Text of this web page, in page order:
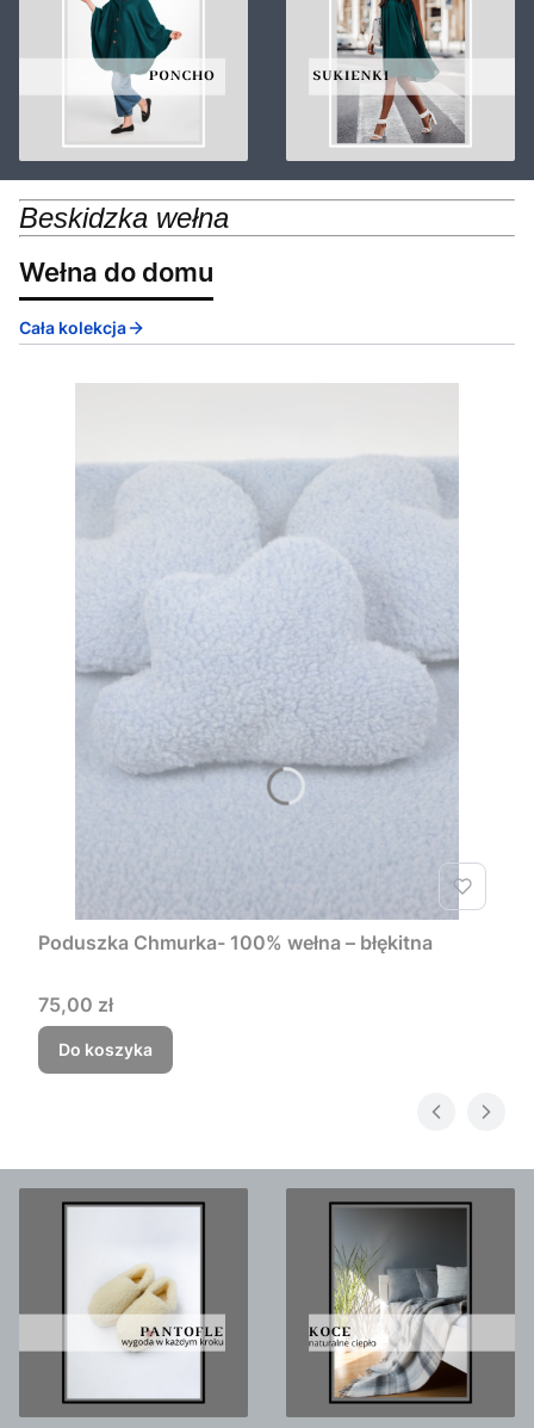
Beskidzka wełna
Wełna do domu
Cała kolekcja
Poduszka Chmurka- 100% wełna – błękitna
Cena
75,00 zł
Do koszyka